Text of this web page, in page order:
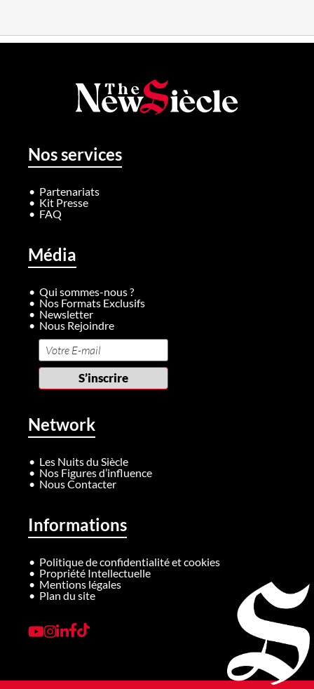
Nos services
Partenariats
Kit Presse
FAQ
Média
Qui sommes-nous ?
Nos Formats Exclusifs
Newsletter
Nous Rejoindre
Network
Les Nuits du Siècle
Nos Figures d’influence
Nous Contacter
Informations
Politique de confidentialité et cookies
Propriété Intellectuelle
Mentions légales
Plan du site